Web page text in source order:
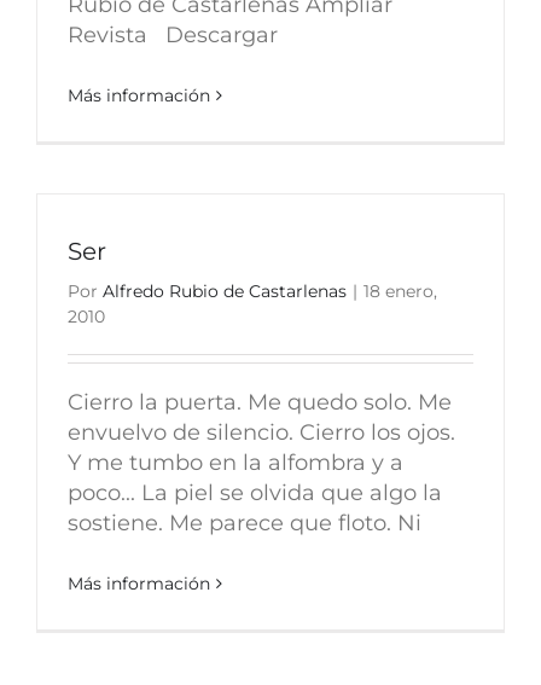
Revista Descargar
Más información
Ser
Por Alfredo Rubio de Castarlenas | 18 enero,
2010
Cierro la puerta. Me quedo solo. Me
envuelvo de silencio. Cierro los ojos.
Y me tumbo en la alfombra y a
poco... La piel se olvida que algo la
sostiene. Me parece que floto. Ni
Más información